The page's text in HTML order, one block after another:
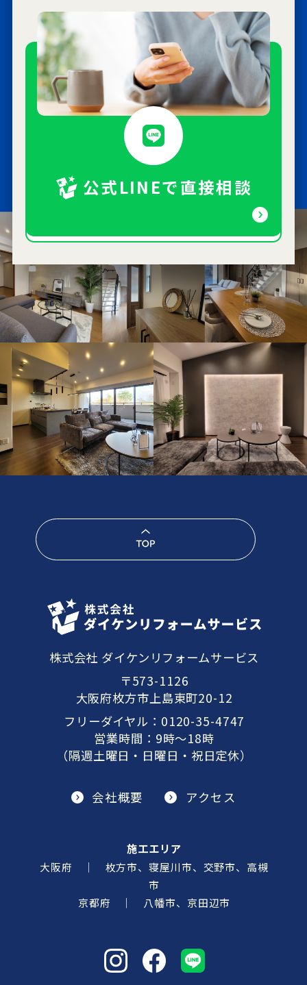
公式LINEで直接相談
株式会社 ダイケンリフォームサービス
〒573-1126
大阪府枚方市上島東町20-12
フリーダイヤル： 0120-35-4747
営業時間：9時～18時
（隔週土曜日・日曜日・祝日定休）
会社概要 アクセス
施工エリア
大阪府 ｜ 枚方市、寝屋川市、交野市、高槻
市
京都府 ｜ 八幡市、京田辺市